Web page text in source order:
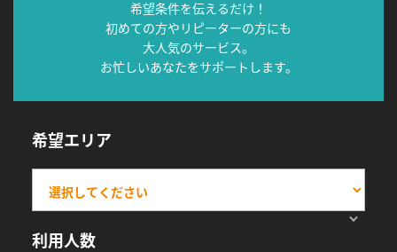
希望条件を伝えるだけ！
初めての方やリピーターの方にも
大人気のサービス。
お忙しいあなたをサポートします。
希望エリア
利用人数